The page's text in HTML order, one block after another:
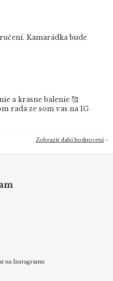
je 5 z 5 hvězdiček.
Kamarádka bude
je 5 z 5 hvězdiček.
a krasne balenie 🥰
rada ze som vas na IG
Zobrazit další hodnocení
na Instagramu